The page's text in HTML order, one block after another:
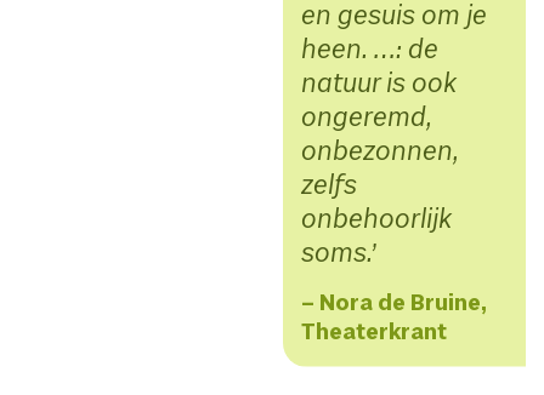
en gesuis om je
heen. …: de
natuur is ook
ongeremd,
onbezonnen,
zelfs
onbehoorlijk
soms.
– Nora de Bruine,
Theaterkrant